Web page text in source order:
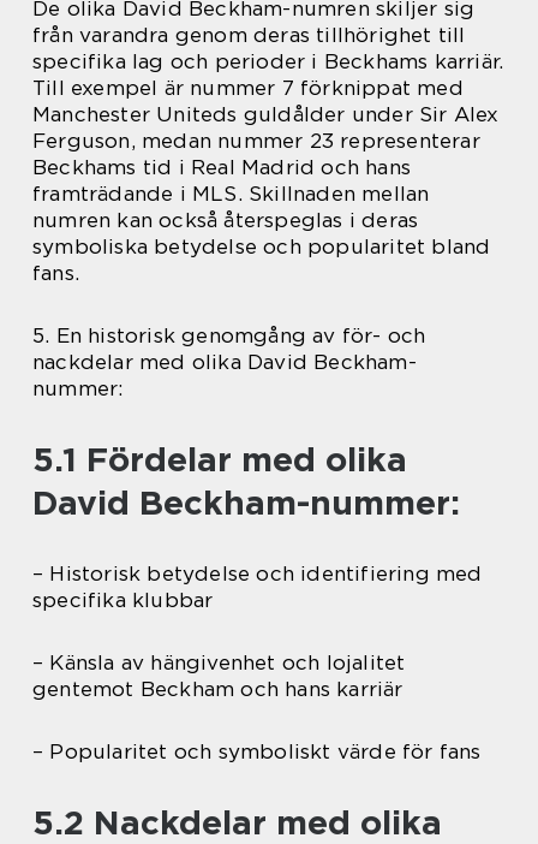
De olika David Beckham-numren skiljer sig
från varandra genom deras tillhörighet till
specifika lag och perioder i Beckhams karriär.
Till exempel är nummer 7 förknippat med
Manchester Uniteds guldålder under Sir Alex
Ferguson, medan nummer 23 representerar
Beckhams tid i Real Madrid och hans
framträdande i MLS. Skillnaden mellan
numren kan också återspeglas i deras
symboliska betydelse och popularitet bland
fans.
5. En historisk genomgång av för- och
nackdelar med olika David Beckham-
nummer:
5.1 Fördelar med olika
David Beckham-nummer:
– Historisk betydelse och identifiering med
specifika klubbar
– Känsla av hängivenhet och lojalitet
gentemot Beckham och hans karriär
– Popularitet och symboliskt värde för fans
5.2 Nackdelar med olika